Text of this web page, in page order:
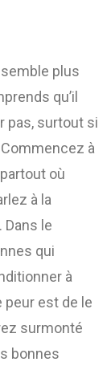
semble plus
qu’il
pas, surtout si
Commencez à
où
à la
le
qui
à
peur est de le
surmonté
bonnes